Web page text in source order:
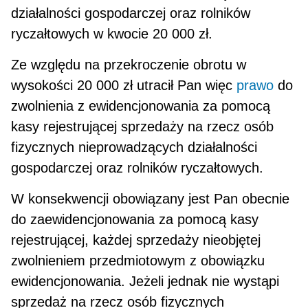
działalności gospodarczej oraz rolników
ryczałtowych w kwocie 20 000 zł.
Ze względu na przekroczenie obrotu w
wysokości 20 000 zł utracił Pan więc prawo do
zwolnienia z ewidencjonowania za pomocą
kasy rejestrującej sprzedaży na rzecz osób
fizycznych nieprowadzących działalności
gospodarczej oraz rolników ryczałtowych.
W konsekwencji obowiązany jest Pan obecnie
do zaewidencjonowania za pomocą kasy
rejestrują­cej, każdej sprzedaży nieobjętej
zwolnieniem przedmiotowym z obowiązku
ewidencjonowania. Jeżeli jednak nie wystąpi
sprzedaż na rzecz osób fizycznych